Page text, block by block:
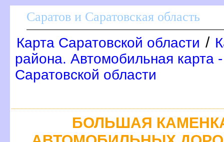
Саратов и Саратовская область
Карта Саратовской области /
района. Автомобильная карта
Саратовской области
БОЛЬШАЯ